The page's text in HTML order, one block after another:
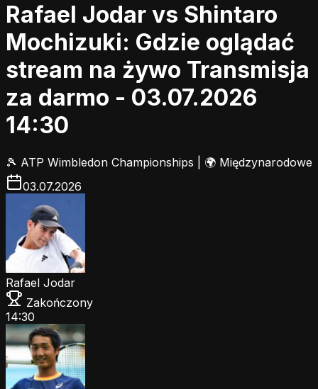
Rafael Jodar vs Shintaro
Mochizuki: Gdzie oglądać
stream na żywo Transmisja
za darmo - 03.07.2026
14:30
🎾 ATP Wimbledon Championships
🌍 Międzynarodowe
03.07.2026
Rafael Jodar
Zakończony
14:30